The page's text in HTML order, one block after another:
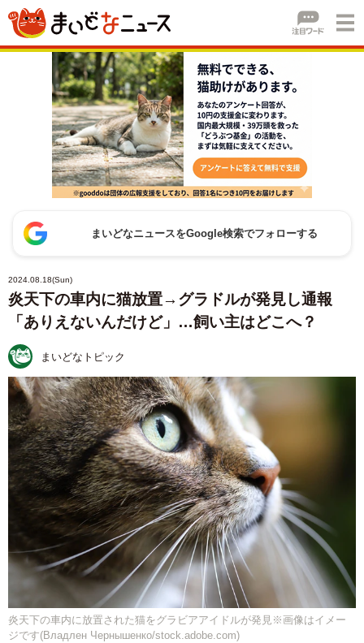
まいどなニュースをGoogle検索でフォローする
2024.08.18(Sun)
炎天下の車内に猫放置→グラドルが発見し通報
「ありえないんだけど」…飼い主はどこへ？
まいどなトピック
炎天下の車内に放置された猫をグラビアアイドルが発見※画像はイメー
ジです(Владлен Чернышенко/stock.adobe.com)